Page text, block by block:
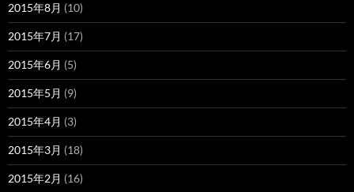
2015年8月 (10)
2015年7月 (17)
2015年6月 (5)
2015年5月 (9)
2015年4月 (3)
2015年3月 (18)
2015年2月 (16)